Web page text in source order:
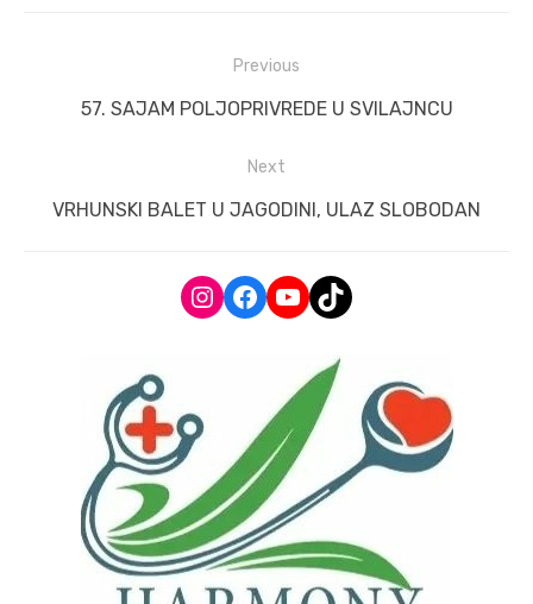
navigation
Previous
Previous
57. SAJAM POLJOPRIVREDE U SVILAJNCU
Next
Next
VRHUNSKI BALET U JAGODINI, ULAZ SLOBODAN
Instagram
Facebook
YouTube
TikTok